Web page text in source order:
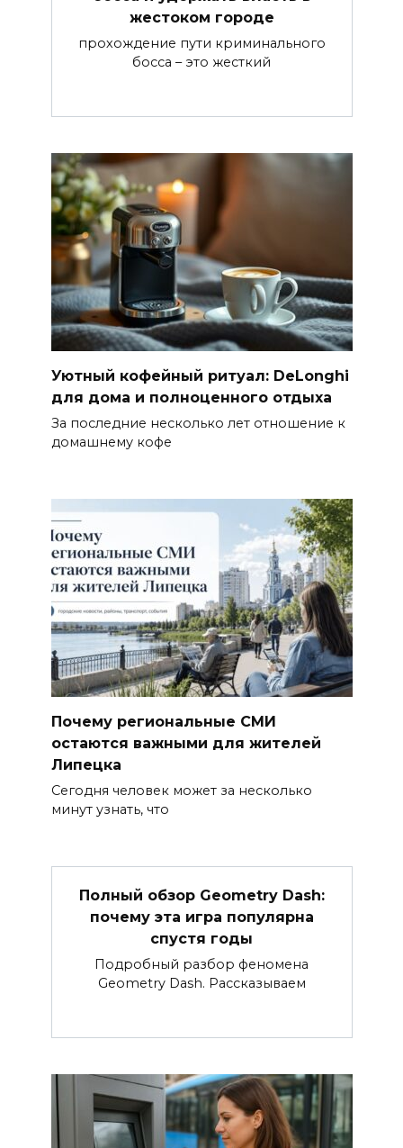
жестоком городе
прохождение пути криминального
босса – это жесткий
Уютный кофейный ритуал: DeLonghi
для дома и полноценного отдыха
За последние несколько лет отношение к
домашнему кофе
Почему региональные СМИ
остаются важными для жителей
Липецка
Сегодня человек может за несколько
минут узнать, что
Полный обзор Geometry Dash:
почему эта игра популярна
спустя годы
Подробный разбор феномена
Geometry Dash. Рассказываем